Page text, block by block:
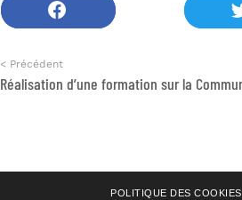
< Précédent
POLITIQUE DES COOKIES